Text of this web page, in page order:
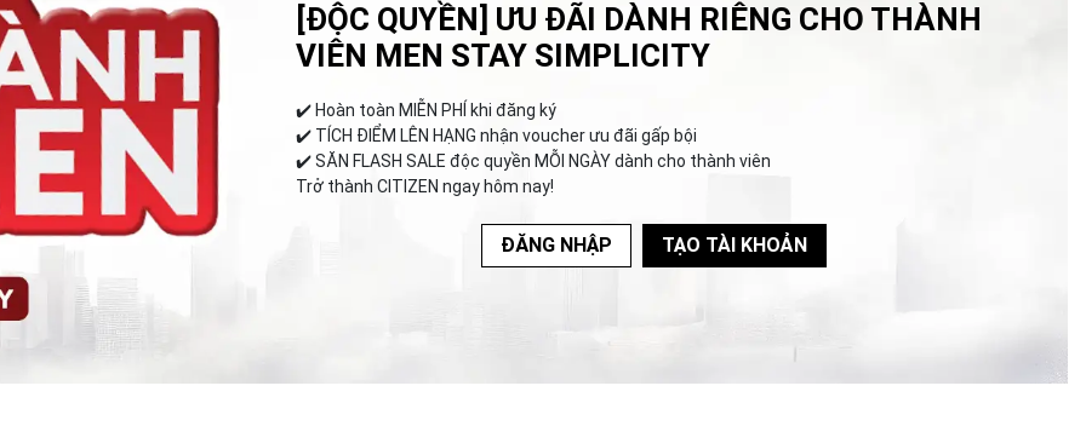
[ĐỘC QUYỀN] ƯU ĐÃI DÀNH RIÊNG CHO THÀNH
VIÊN MEN STAY SIMPLICITY
✔️︎ Hoàn toàn MIỄN PHÍ khi đăng ký
✔️︎ TÍCH ĐIỂM LÊN HẠNG nhận voucher ưu đãi gấp bội
✔️︎ SĂN FLASH SALE độc quyền MỖI NGÀY dành cho thành viên
Trở thành CITIZEN ngay hôm nay!
ĐĂNG NHẬP TẠO TÀI KHOẢN